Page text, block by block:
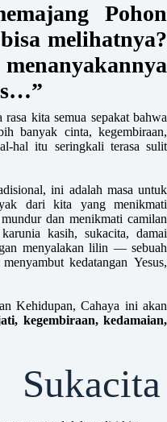
Pohon
melihatnya?
kita semua sepakat bahwa
banyak cinta, kegembiraan,
hal itu seringkali terasa sulit
ini adalah masa untuk
dari kita yang menikmati
dan menikmati camilan
kasih, sukacita, damai
menyalakan lilin — sebuah
kedatangan Yesus,
Kehidupan, Cahaya ini akan
kegembiraan, kedamaian,
Sukacita